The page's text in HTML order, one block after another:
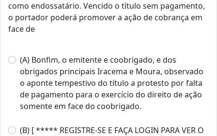
como endossatário. Vencido o título sem pagamento,
o portador poderá promover a ação de cobrança em
face de
(A) Bonfim, o emitente e coobrigado, e dos
obrigados principais Iracema e Moura, observado
o aponte tempestivo do título a protesto por falta
de pagamento para o exercício do direito de ação
somente em face do coobrigado.
(B) [ ***** REGISTRE-SE E FAÇA LOGIN PARA VER O